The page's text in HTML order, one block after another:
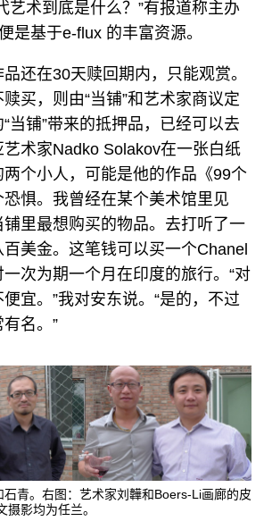
艺术到底是什么？”有报道称主办
是基于e-flux 的丰富资源。
还在30天赎回期内，只能观赏。
买，则由“当铺”和艺术家商议定
当铺”带来的抵押品，已经可以去
术家Nadko Solakov在一张白纸
个小人，可能是他的作品《99个
惧。我曾经在某个美术馆里见
里最想购买的物品。去打听了一
百美金。这笔钱可以买一个Chanel
次为期一个月在印度的旅行。“对
宜。”我对安东说。“是的，不过
名。”
青。右图：艺术家刘韡和Boers-Li画廊的皮
摄影均为任兰。